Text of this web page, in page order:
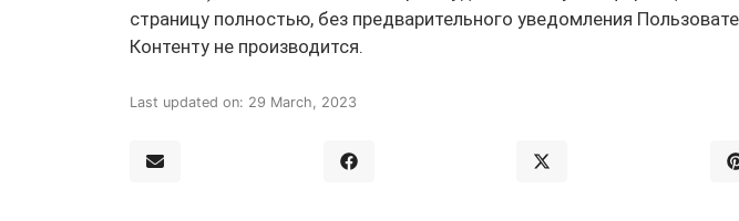
страницу полностью, без предварительного уведомления
Контенту не производится.
Last updated on: 29 March, 2023